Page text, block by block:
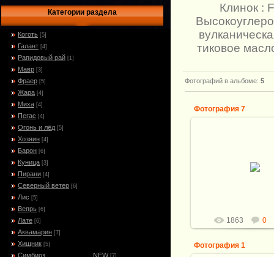
Категории раздела
Коготь [5]
Галант [4]
Рапидовый рай [1]
Мавр [3]
Фраер [5]
Жара [4]
Миха [4]
Пегас [4]
Огонь и лёд [5]
Хозяин [4]
Барон [6]
Куница [3]
Пирани [4]
Северный ветер [6]
Лис [5]
Вепрь [6]
Лате [6]
Аквамарин [7]
Хищник [5]
Симбиоз ........................ NEW [7]
Клинок :
тиковое
Фотографий в альбоме: 5
Фотография 7
1863 0
Фотография 1